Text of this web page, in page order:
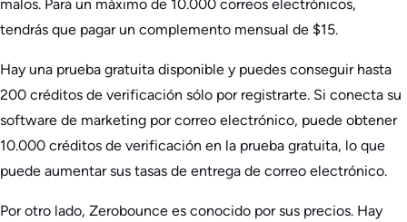
malos. Para un máximo de 10.000 correos electrónicos,
tendrás que pagar un complemento mensual de $15.
Hay una prueba gratuita disponible y puedes conseguir hasta
200 créditos de verificación sólo por registrarte. Si conecta su
software de marketing por correo electrónico, puede obtener
10.000 créditos de verificación en la prueba gratuita, lo que
puede aumentar sus tasas de entrega de correo electrónico.
Por otro lado, Zerobounce es conocido por sus precios. Hay